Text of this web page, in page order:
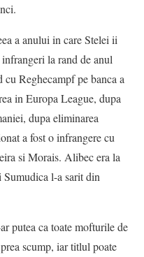
a anului in care Stelei ii
la rand de anul
Reghecampf pe banca a
in Europa League, dupa
dupa eliminarea
a fost o infrangere cu
si Morais. Alibec era la
Sumudica l-a sarit din
putea ca toate mofturile de
scump, iar titlul poate